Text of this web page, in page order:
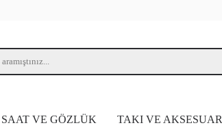
SAAT VE GÖZLÜK TAKI VE AKSESUAR